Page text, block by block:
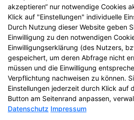
akzeptieren“ nur notwendige Cookies
Klick auf "Einstellungen" individuelle
Durch Nutzung dieser Website geben
Einwilligung zu den notwendigen
Einwilligungserklärung (des Nutzers,
gespeichert, um deren Abfrage nicht
müssen und die Einwilligung
Verpflichtung nachweisen zu können.
Einstellungen jederzeit durch Klick auf
Button am Seitenrand anpassen,
Datenschutz Impressum